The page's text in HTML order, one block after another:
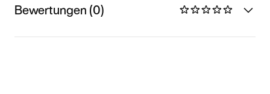
Bewertungen (0)